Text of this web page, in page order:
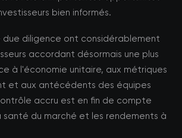
bien informés.
due diligence ont considérablement
accordant désormais une plus
à l'économie unitaire, aux métriques
et aux antécédents des équipes
accru est en fin de compte
santé du marché et les rendements à